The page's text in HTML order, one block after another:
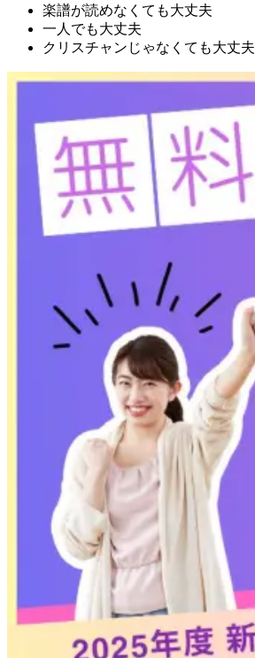
楽譜が読めなくても大丈夫
一人でも大丈夫
クリスチャンじゃなくても大丈夫